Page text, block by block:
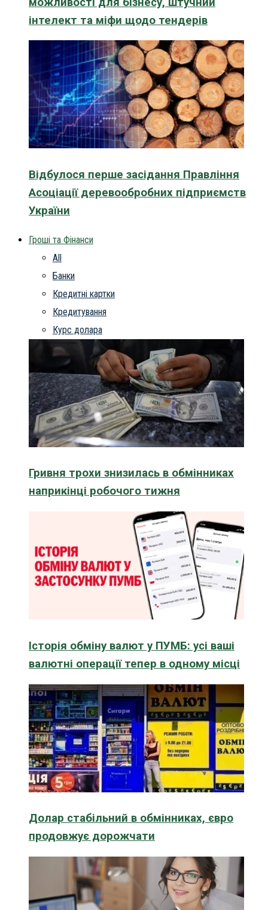
інтелект та міфи щодо тендерів
Відбулося перше засідання Правління
Асоціації деревообробних підприємств
України
Гроші та Фінанси
All
Банки
Кредитні картки
Кредитування
Курс долара
Гривня трохи знизилась в обмінниках
наприкінці робочого тижня
Історія обміну валют у ПУМБ: усі ваші
валютні операції тепер в одному місці
Долар стабільний в обмінниках, євро
продовжує дорожчати